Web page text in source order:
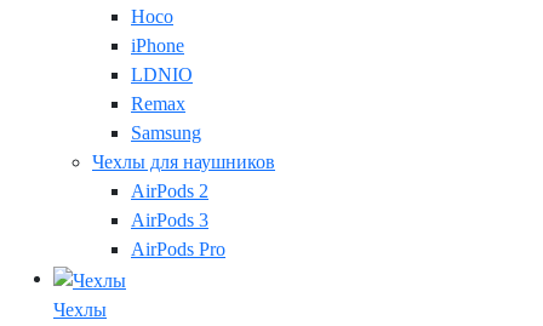
Hoco
iPhone
LDNIO
Remax
Samsung
Чехлы для наушников
AirPods 2
AirPods 3
AirPods Pro
Чехлы